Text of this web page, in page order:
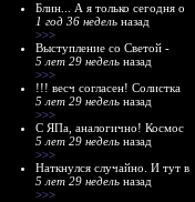
Блин... А я только сегодня о
1 год 36 недель назад
>>>
Выступление со Светой -
5 лет 29 недель назад
>>>
!!! весч согласен! Солистка
5 лет 29 недель назад
>>>
С ЯПа, аналогично! Космос
5 лет 29 недель назад
>>>
Наткнулся случайно. И тут в
5 лет 29 недель назад
>>>